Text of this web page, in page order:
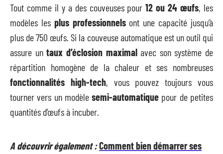
Tout comme il y a des couveuses pour12 ou 24 œufs, les
modèles les plus professionnelsont une capacité jusqu’à
plus de 750 œufs. Si la couveuse automatique est un outil qui
assure untaux d’éclosion maximalavec son système de
répartition homogène de la chaleur et ses nombreuses
fonctionnalités high-tech, vous pouvez toujours vous
tourner vers un modèlesemi-automatique pour de petites
quantités d’œufs à incuber.
A découvrir également :Comment bien démarrer ses